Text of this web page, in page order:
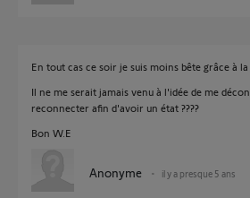
En tout cas ce soir je suis moins bête grâce à
Il ne me serait jamais venu à l'idée de me
reconnecter afin d'avoir un état ????
Bon W.E
Anonyme il y a presque 5 ans